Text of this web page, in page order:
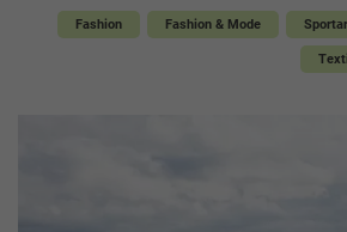
Fashion Fashion & Mode